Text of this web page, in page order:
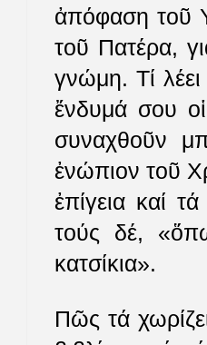
ἀπόφαση τοῦ
τοῦ Πατέρα,
γνώμη. Τί
ἔνδυμά σου
συναχθοῦν
ἐνώπιον τοῦ
ἐπίγεια καί
τούς δέ,
κατσίκια».
Πῶς τά